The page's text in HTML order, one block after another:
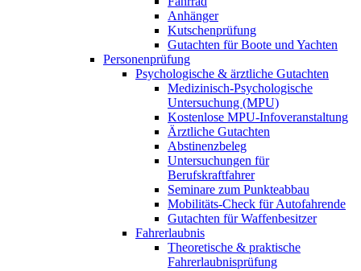
Anhänger
Kutschenprüfung
Gutachten für Boote und Yachten
Personenprüfung
Psychologische & ärztliche Gutachten
Medizinisch-Psychologische
Untersuchung (MPU)
Kostenlose MPU-Infoveranstaltung
Ärztliche Gutachten
Abstinenzbeleg
Untersuchungen für
Berufskraftfahrer
Seminare zum Punkteabbau
Mobilitäts-Check für Autofahrende
Gutachten für Waffenbesitzer
Fahrerlaubnis
Theoretische & praktische
Fahrerlaubnisprüfung